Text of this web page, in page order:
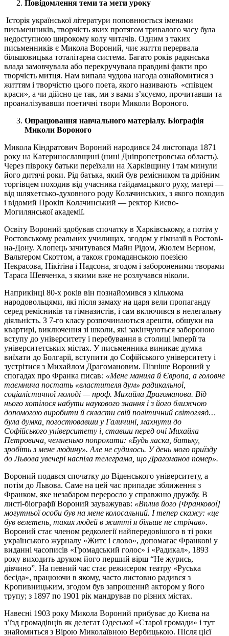
Повідомлення теми та мети уроку
Історія української літератури поповнюється іменами
письменників, творчість яких протягом тривалого часу була
недоступною широкому колу читачів. Одним з таких
письменників є Микола Вороний, чиє життя перервала
більшовицька тоталітарна система. Багато років радянська
влада замовчувала або перекручувала правдиві факти про
творчість митця. Нам випала чудова нагода ознайомитися з
життям і творчістю цього поета, якого називають «співцем
краси», а чи дійсно це так, ми з вами з’ясуємо, прочитавши та
проаналізувавши поетичні твори Миколи Вороного.
Опрацювання навчального матеріалу. Біографія
Миколи Вороного
Микола Кіндратович Вороний народився 24 листопада 1871
року на Катеринославщині (нині Дніпропетровська область).
Через півроку батьки переїхали на Харківщину і там минули
його дитячі роки. Рід батька, який був ремісником та дрібним
торгівцем походив від учасника гайдамацького руху, матері —
від шляхетсько-духовного роду Колачинських, з якого походив
і відомий Прокіп Колачинський — ректор Києво-
Могилянської академії.
Освіту Вороний здобував спочатку в Харківському, а потім у
Ростовському реальних училищах, згодом у гімназії в Ростові-
на-Дону. Хлопець зачитувався Майн Рідом, Жюлем Верном,
Вальтером Скоттом, а також громадянською поезією
Некрасова, Нікітіна і Надсона, згодом і забороненими творами
Тараса Шевченка, з якими вже не розлучався ніколи.
Наприкінці 80-х років він познайомився з кількома
народовольцями, які після замаху на царя вели пропаганду
серед ремісників та гімназистів, і сам включився в нелегальну
діяльність. З 7-го класу розпочинаються арешти, обшуки на
квартирі, виключення зі школи, які закінчуються забороною
вступу до університету і перебування в столиці імперії та
університетських містах. У письменника виникає думка
виїхати до Болгарії, вступити до Софійського університету і
зустрітися з Михайлом Драгомановим. Пізніше Вороний у
спогадах про Франка писав: «Мене манила й Європа, а головне
таємнича постать «властителя дум» радикальної,
соціалістичної молоді — проф. Михайла Драгоманова. Від
нього хотілося набути наукового знання і з його ближчою
допомогою виробити й скласти свій політичний світогляд…
була думка, погостювавши у Галичині, махнути до
Софійського університету і, ставши перед очі Михайла
Петровича, чемненько попрохати: «Будь ласка, батьку,
зробіть з мене людину». Але не судилось. У день мого приїзду
до Львова увечері наспіла телеграма, що Драгоманов помер».
Вороний подався спочатку до Віденського університету, а
потім до Львова. Саме на цей час припадає зближення з
Франком, яке незабаром переросло у справжню дружбу. В
листі-біографії Вороний зауважував: «Вплив його [Франкової]
могутньої особи був на мене колосальний. І тепер скажу: «це
був велетень, таких людей в житті я більше не стрічав».
Вороний стає членом редколегії найпередовішого в ті роки
українського журналу «Житє і слово», допомагає Франкові у
виданні часописів «Громадський голос» і «Радикал», 1893
року виходить друком його перший вірш “Не журись,
дівчино”. На певний час стає режисером театру «Руська
бесіда», працюючи в якому, часто листовно радився з
Кропивницьким, згодом був запрошений актором у його
трупу; з 1897 по 1901 рік мандрував по різних містах.
Навесні 1903 року Микола Вороний прибуває до Києва на
з’їзд громадівців як делегат Одеської «Старої громади» і тут
знайомиться з Вірою Миколаївною Вербицькою. Після цієї